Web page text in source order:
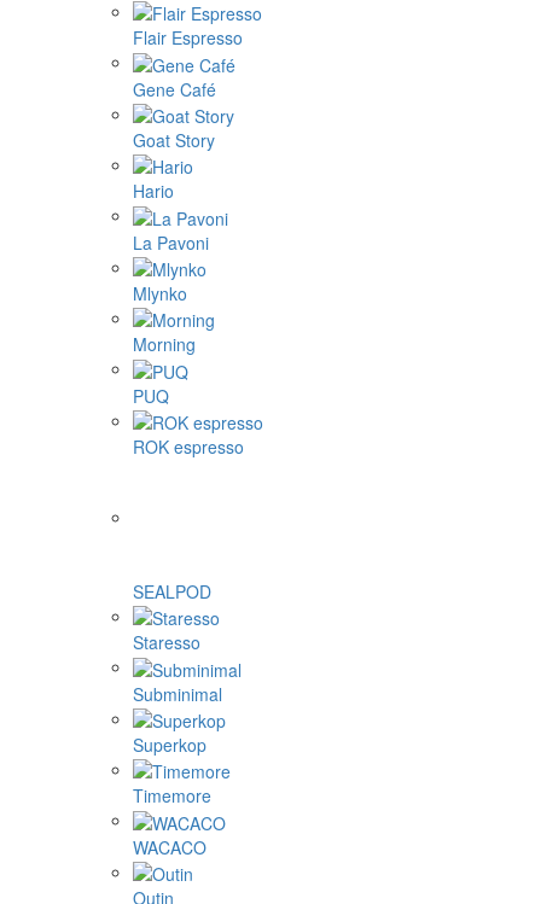
Flair Espresso
Gene Café
Goat Story
Hario
La Pavoni
Mlynko
Morning
PUQ
ROK espresso
SEALPOD
Staresso
Subminimal
Superkop
Timemore
WACACO
Outin